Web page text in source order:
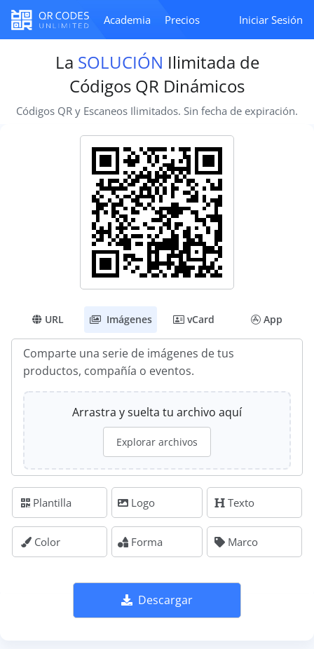
Academia Precios Iniciar Sesión
La SOLUCIÓN Ilimitada de
Códigos QR Dinámicos
Códigos QR y Escaneos Ilimitados. Sin fecha de expiración.
URL Imágenes vCard App
Comparte una serie de imágenes de tus
productos, compañía o eventos.
Arrastra y suelta tu archivo aquí
Explorar archivos
Plantilla Logo Texto
Color Forma Marco
Descargar